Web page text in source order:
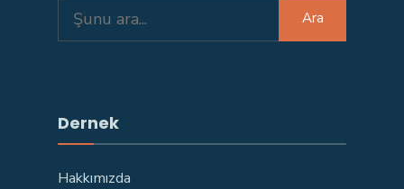
for:
Ara
Dernek
Hakkımızda